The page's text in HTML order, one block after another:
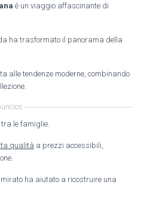
è un viaggio affascinante di
ha trasformato il panorama della
alle tendenze moderne, combinando
tra le famiglie.
qualità a prezzi accessibili,
ha aiutato a ricostruire una